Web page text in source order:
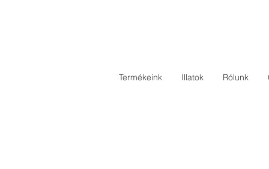
Termékeink Illatok Rólunk